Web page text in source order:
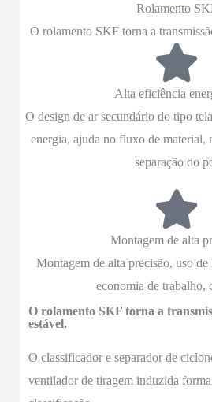
Rolamento
O rolamento SKF torna a
Alta eficiência
O design de ar secundário do tipo
energia, ajuda no fluxo de material,
separação do
Montagem de alta
Montagem de alta precisão, uso
economia de trabalho,
O rolamento SKF torna a
estável.
O classificador e separador de
ventilador de tiragem induzida